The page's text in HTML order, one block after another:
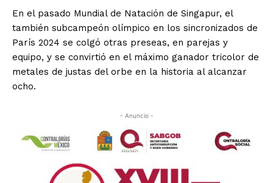
En el pasado Mundial de Natación de Singapur, el
también subcampeón olímpico en los sincronizados de
París 2024 se colgó otras preseas, en parejas y
equipo, y se convirtió en el máximo ganador tricolor de
metales de justas del orbe en la historia al alcanzar
ocho.
- Anuncio -